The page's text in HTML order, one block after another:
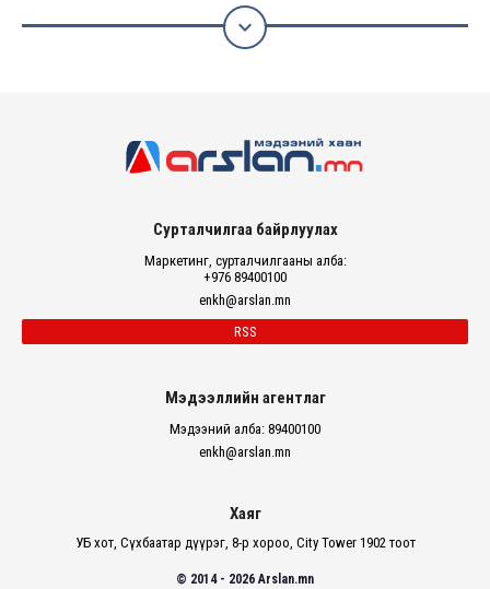

Сурталчилгаа байрлуулах
Маркетинг, сурталчилгааны алба:
+976 89400100
enkh@arslan.mn
RSS
Мэдээллийн агентлаг
Мэдээний алба: 89400100
enkh@arslan.mn
Хаяг
УБ хот, Сүхбаатар дүүрэг, 8-р хороо, City Tower 1902 тоот
© 2014 - 2026 Arslan.mn